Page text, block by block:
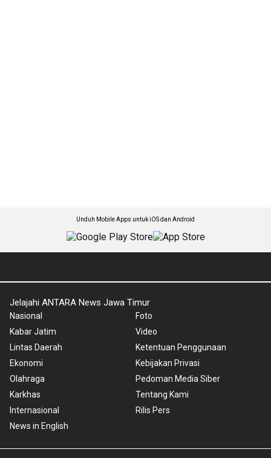
Unduh Mobile Apps untuk iOS dan Android
Jelajahi ANTARA News Jawa Timur
Nasional
Kabar Jatim
Lintas Daerah
Ekonomi
Olahraga
Karkhas
Internasional
News in English
Foto
Video
Ketentuan Penggunaan
Kebijakan Privasi
Pedoman Media Siber
Tentang Kami
Rilis Pers